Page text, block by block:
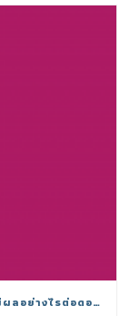
MINIMUM PAYMENT คืออะไร? จ่ายขั้นต่ำมีผลอย่างไรต่อดอกเบี้ย